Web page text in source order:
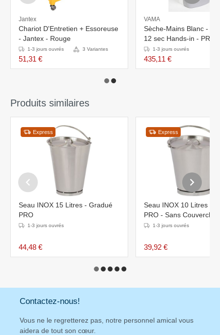
Jantex
Chariot D'Entretien + Essoreuse
- Jantex - Rouge
1-3 jours ouvrés 3 Variantes
51,31 €
VAMA
Sèche-Mains Blanc -
12 sec Hands-in -
XXL!1-3 jours ouvrés
435,11 €
Produits similaires
Express
Seau INOX 15 Litres - Gradué
PRO
1-3 jours ouvrés
44,48 €
Express
Seau INOX 10 Litres -
PRO - Sans Couvercle
1-3 jours ouvrés
39,92 €
Contactez-nous!
Vous ne le regretterez pas, notre personnel amical vous
aidera de tout son cœur.